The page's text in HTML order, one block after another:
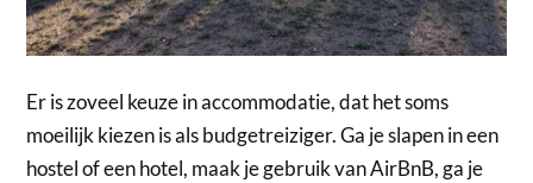
Er is zoveel keuze in accommodatie, dat het soms
moeilijk kiezen is als budgetreiziger. Ga je slapen in een
hostel of een hotel, maak je gebruik van AirBnB, ga je